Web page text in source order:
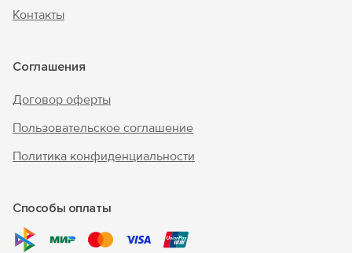
Контакты
Соглашения
Договор оферты
Пользовательское соглашение
Политика конфиденциальности
Способы оплаты